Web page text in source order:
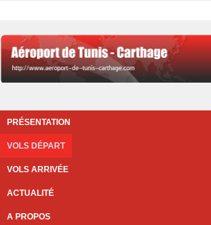
PRÉSENTATION
VOLS DÉPART
VOLS ARRIVÉE
ACTUALITÉ
A PROPOS